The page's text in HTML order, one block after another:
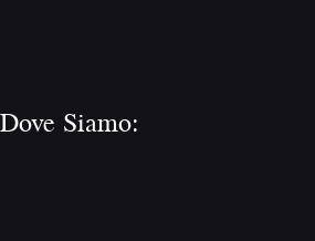
Dove Siamo: